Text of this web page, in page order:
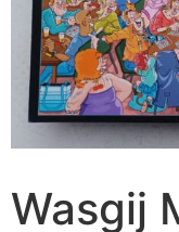
Wasgij